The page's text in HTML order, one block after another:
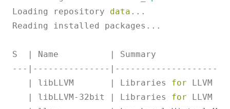
Loading repository data ...
Reading installed packages...
S  | Name          | Summary
---|---------------
   | libLLVM       | Libraries
for
   | libLLVM-32bit | Libraries
for